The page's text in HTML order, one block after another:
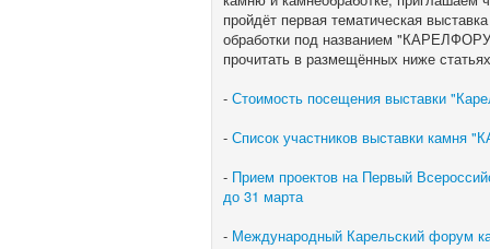
пройдёт первая тематическая
обработки под названием
прочитать в размещённых ниже
-Стоимость посещения выставки
-Список участников выставки
- Прием проектов на Первый
до 31 марта
- Международный Карельский форум